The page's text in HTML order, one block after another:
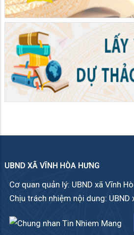
UBND XÃ VĨNH HÒA HƯNG
Cơ quan quản lý: UBND xã Vĩnh
Chịu trách nhiệm nội dung: UBND